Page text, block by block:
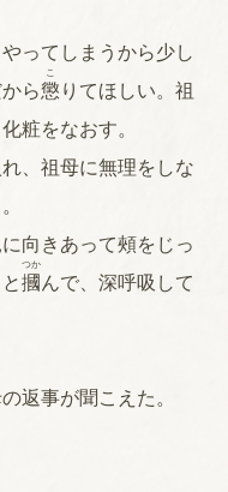
ってしまうから少し
ら懲
こ
りてほしい。祖
粧をなおす。
、祖母に無理をしな
向きあって頰をじっ
摑
つか
んで、深呼吸して
返事が聞こえた。